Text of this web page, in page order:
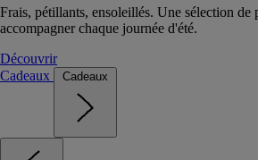
Frais, pétillants, ensoleillés. Une sélection de
accompagner chaque journée d'été.
Découvrir
Cadeaux
Cadeaux